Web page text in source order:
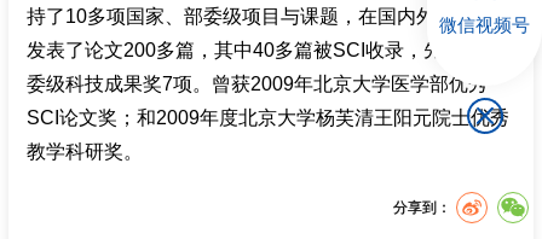
持了10多项国家、部委级项目与课题，在国内外核心期刊
发表了论文200多篇，其中40多篇被SCI收录，先后获部
委级科技成果奖7项。曾获2009年北京大学医学部优秀
SCI论文奖；和2009年度北京大学杨芙清王阳元院士优秀
教学科研奖。
分享到：
微信视频号